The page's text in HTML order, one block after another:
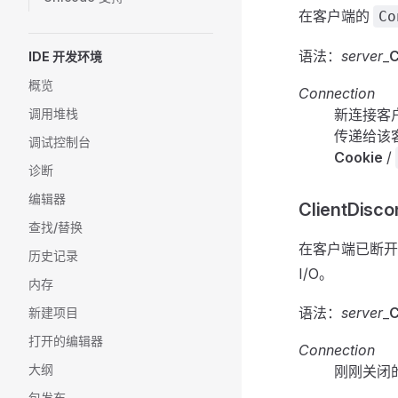
IDE 开发环境
概览
调用堆栈
调试控制台
诊断
编辑器
查找/替换
历史记录
内存
新建项目
打开的编辑器
大纲
在客户端的
语法： server_
Connection
新连接客
传递给该
Cookie /
在客户端已断开
I/O。
语法： server_
Connection
刚刚关闭